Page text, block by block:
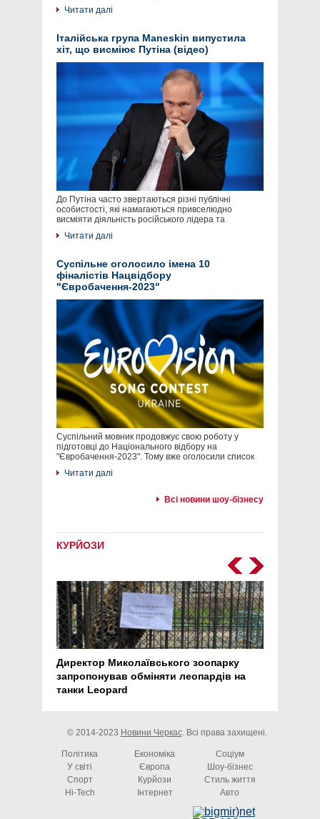
Читати далі
Італійська група Maneskin випустила
хіт, що висміює Путіна (відео)
До Путіна часто звертаються різні публічні
особистості, які намагаються привселюдно
висміяти діяльність російського лідера та
Читати далі
Суспільне оголосило імена 10
фіналістів Нацвідбору
"Євробачення-2023"
Суспільний мовник продовжує свою роботу у
підготовці до Національного відбору на
"Євробачення-2023". Тому вже оголосили список
Читати далі
Всі новини шоу-бізнесу
КУРЙОЗИ
Директор Миколаївського зоопарку
запропонував обміняти леопардів на
танки Leopard
© 2014-2023 Новини Черкас. Всі права захищені.
Політика Економіка
Соціум
У світі
Європа
Шоу-бізнес
Спорт
Курйози
Стиль життя
Hi-Tech
Інтернет Авто